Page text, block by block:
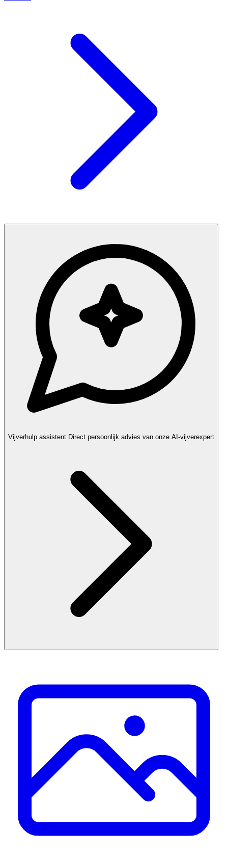
Vijverhulp assistent Direct persoonlijk advies van onze AI-vijverexpert